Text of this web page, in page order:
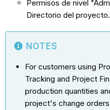
Permisos de nivel
Directorio del proyecto.
NOTES
For customers using
Tracking and Project
production quantities
project's change